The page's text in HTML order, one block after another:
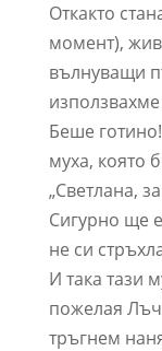
Откакто
момент),
вълнуващи
Беше
муха, която
„Светлана,
Сигурно ще
не си
И така тази
пожелая
тръгнем